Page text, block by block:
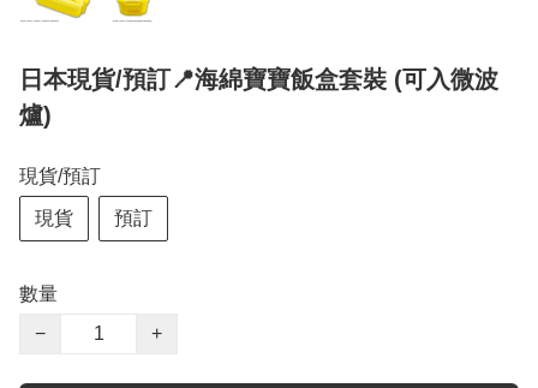
日本現貨/預訂📍海綿寶寶飯盒套裝 (可入微波
爐)
現貨/預訂
現貨 預訂
數量
−
+